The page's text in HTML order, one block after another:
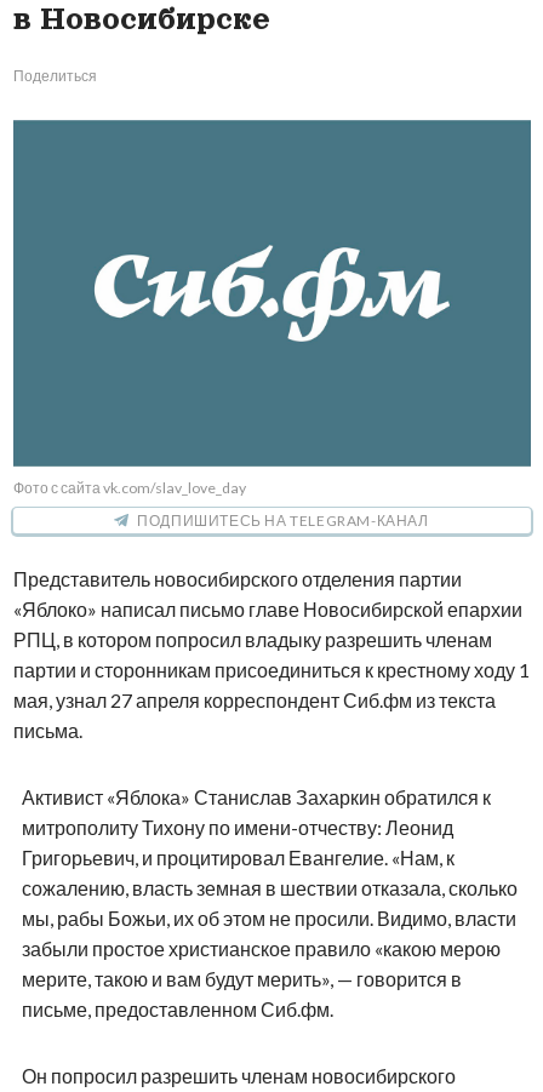
в Новосибирске
Поделиться
Фото с сайта vk.com/slav_love_day
ПОДПИШИТЕСЬ НА TELEGRAM-КАНАЛ
Представитель новосибирского отделения партии
«Яблоко» написал письмо главе Новосибирской епархии
РПЦ, в котором попросил владыку разрешить членам
партии и сторонникам присоединиться к крестному ходу 1
мая, узнал 27 апреля корреспондент Сиб.фм из текста
письма.
Активист «Яблока» Станислав Захаркин обратился к
митрополиту Тихону по имени-отчеству: Леонид
Григорьевич, и процитировал Евангелие. «Нам, к
сожалению, власть земная в шествии отказала, сколько
мы, рабы Божьи, их об этом не просили. Видимо, власти
забыли простое христианское правило «какою мерою
мерите, такою и вам будут мерить», — говорится в
письме, предоставленном Сиб.фм.
Он попросил разрешить членам новосибирского